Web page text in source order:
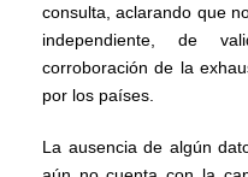
consulta, aclarando que
independiente, de
corroboración de la
por los países.
La ausencia de algún